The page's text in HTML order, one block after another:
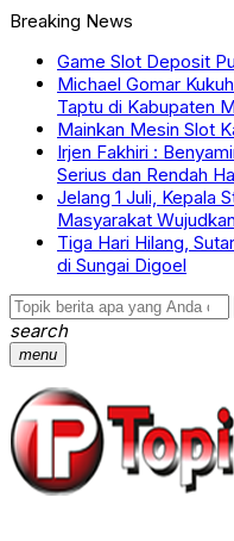
Breaking News
Game Slot Deposit
Michael Gomar
Taptu di Kabupaten
Mainkan Mesin Slot
Irjen Fakhiri :
Serius dan Rendah
Jelang 1 Juli, Kepala
Masyarakat
Tiga Hari Hilang,
di Sungai Digoel
search
menu